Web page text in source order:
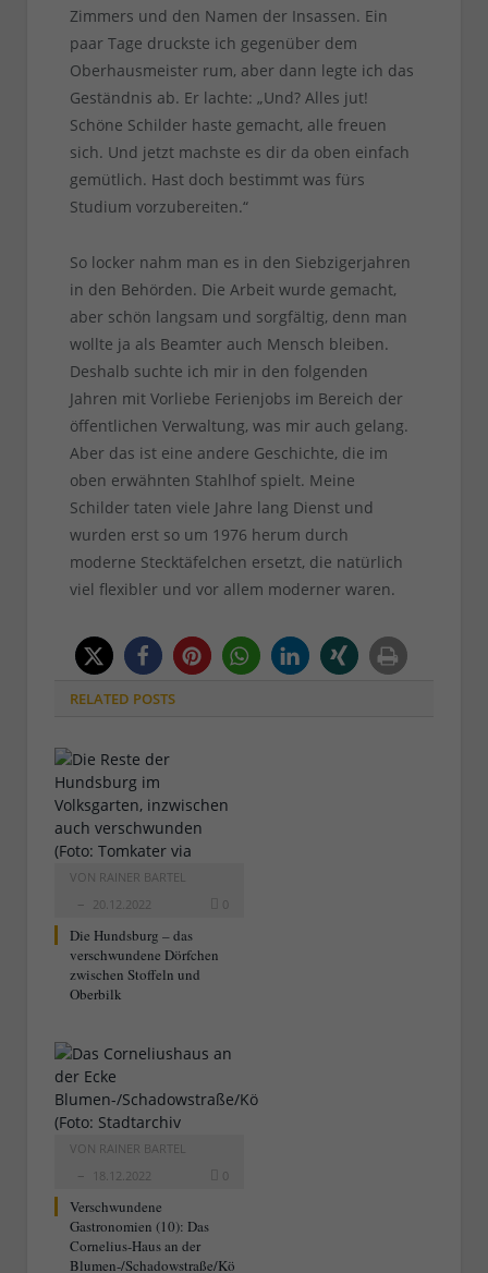
Zimmers und den Namen der Insassen. Ein
paar Tage druckste ich gegenüber dem
Oberhausmeister rum, aber dann legte ich das
Geständnis ab. Er lachte: „Und? Alles jut!
Schöne Schilder haste gemacht, alle freuen
sich. Und jetzt machste es dir da oben einfach
gemütlich. Hast doch bestimmt was fürs
Studium vorzubereiten.“
So locker nahm man es in den Siebzigerjahren
in den Behörden. Die Arbeit wurde gemacht,
aber schön langsam und sorgfältig, denn man
wollte ja als Beamter auch Mensch bleiben.
Deshalb suchte ich mir in den folgenden
Jahren mit Vorliebe Ferienjobs im Bereich der
öffentlichen Verwaltung, was mir auch gelang.
Aber das ist eine andere Geschichte, die im
oben erwähnten Stahlhof spielt. Meine
Schilder taten viele Jahre lang Dienst und
wurden erst so um 1976 herum durch
moderne Stecktäfelchen ersetzt, die natürlich
viel flexibler und vor allem moderner waren.
RELATED POSTS
VON RAINER BARTEL
20.12.2022
0
Die Hundsburg – das
verschwundene Dörfchen
zwischen Stoffeln und
Oberbilk
VON RAINER BARTEL
18.12.2022
0
Verschwundene
Gastronomien (10): Das
Cornelius-Haus an der
Blumen-/Schadowstraße/Kö